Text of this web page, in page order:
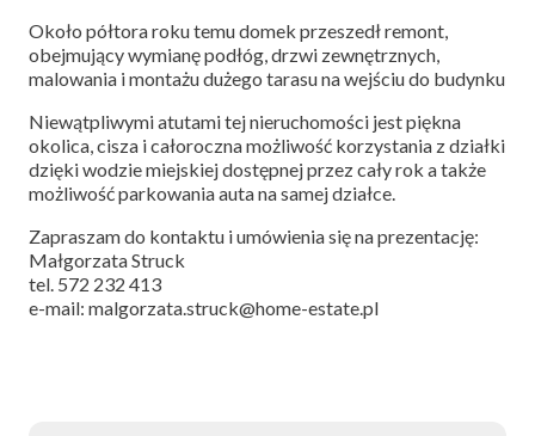
Około półtora roku temu domek przeszedł remont,
obejmujący wymianę podłóg, drzwi zewnętrznych,
malowania i montażu dużego tarasu na wejściu do budynku
Niewątpliwymi atutami tej nieruchomości jest piękna
okolica, cisza i całoroczna możliwość korzystania z działki
dzięki wodzie miejskiej dostępnej przez cały rok a także
możliwość parkowania auta na samej działce.
Zapraszam do kontaktu i umówienia się na prezentację:
Małgorzata Struck
tel. 572 232 413
e-mail: malgorzata.struck@home-estate.pl